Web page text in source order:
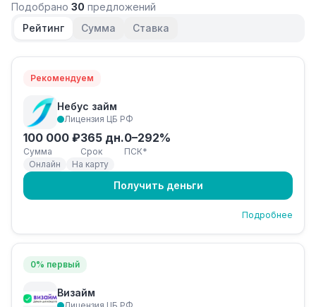
Подобрано 30 предложений
Рейтинг
Сумма Ставка
Рекомендуем
Небус займ
Лицензия ЦБ РФ
100 000 ₽
Сумма
365 дн.
Срок
0–292%
ПСК*
Онлайн
На карту
Получить деньги
Подробнее
0% первый
Визайм